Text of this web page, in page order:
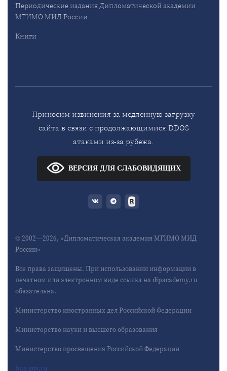
Периодические издания Дипломатической академии
МГИМО МИД России
Книги
Приносим извинения за медленную загрузку
сайта в связи с продолжающимися DDOS
атаками из-за рубежа.
ВЕРСИЯ ДЛЯ СЛАБОВИДЯЩИХ
© 2002—2026, «Дипломатическая академия МГИМО МИД
России»
Все права защищены. При использовании информации в
печатном или электронном виде ссылка на dipacademy.ru
обязательна.
Министерство иностранных дел Российской Федерации
Министерство науки и высшего образования
Министерство просвещения Российской Федерации
bus.gov.ru